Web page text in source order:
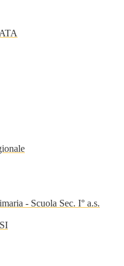
- Scuola Sec. I° a.s.